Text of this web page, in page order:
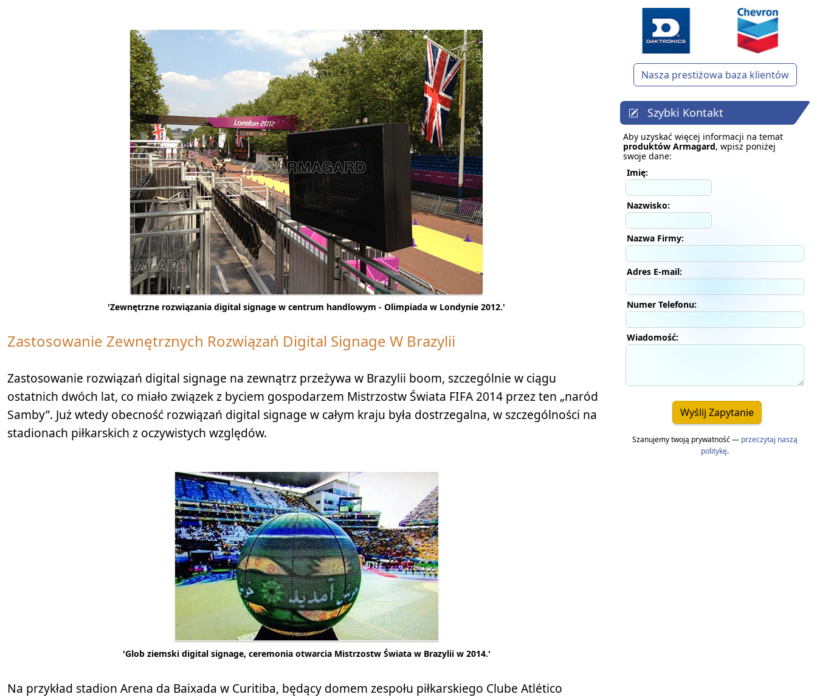
'Zewnętrzne rozwiązania digital signage w centrum handlowym - Olimpiada w Londynie 2012.'
Zastosowanie Zewnętrznych Rozwiązań Digital Signage W Brazylii
Zastosowanie rozwiązań digital signage na zewnątrz przeżywa w Brazylii boom, szczególnie w ciągu
ostatnich dwóch lat, co miało związek z byciem gospodarzem Mistrzostw Świata FIFA 2014 przez ten „naród
Samby”. Już wtedy obecność rozwiązań digital signage w całym kraju była dostrzegalna, w szczególności na
stadionach piłkarskich z oczywistych względów.
'Glob ziemski digital signage, ceremonia otwarcia Mistrzostw Świata w Brazylii w 2014.'
Na przykład stadion Arena da Baixada w Curitiba, będący domem zespołu piłkarskiego Clube Atlético
Nasza prestiżowa baza klientów
Szybki Kontakt
Aby uzyskać więcej informacji na temat
produktów Armagard, wpisz poniżej
swoje dane:
Imię:
Nazwisko:
Nazwa Firmy:
Adres E-mail:
Numer Telefonu:
Wiadomość:
Wyślij Zapytanie
Szanujemy twoją prywatność — przeczytaj naszą
politykę.